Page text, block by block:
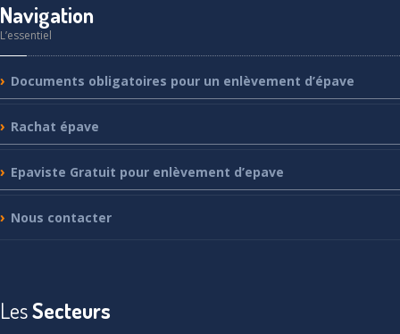
Navigation
L’essentiel
Documents obligatoires pour un enlèvement d’épave
Rachat épave
Epaviste Gratuit pour enlèvement d’epave
Nous contacter
LesSecteurs